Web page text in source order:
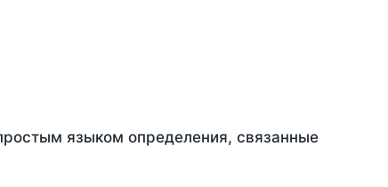
языком определения, связанные